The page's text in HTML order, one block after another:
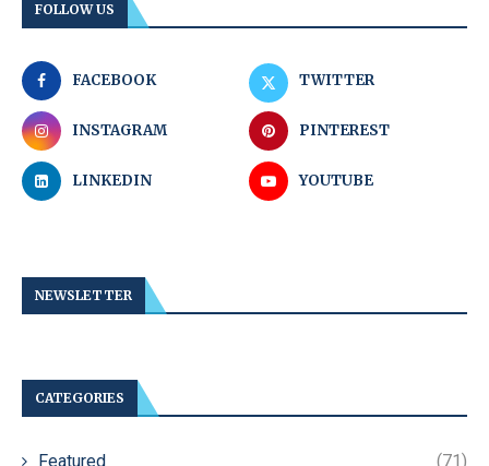
FOLLOW US
FACEBOOK TWITTER
INSTAGRAM PINTEREST
LINKEDIN YOUTUBE
NEWSLETTER
CATEGORIES
Featured (71)